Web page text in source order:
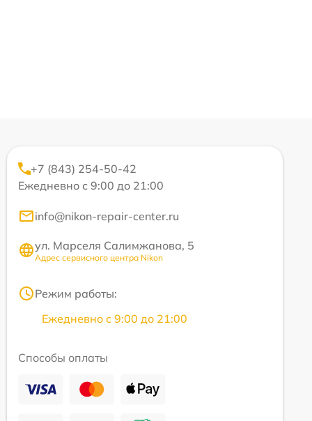
+7 (843) 254-50-42
Ежедневно с 9:00 до 21:00
info@nikon-repair-center.ru
ул. Марселя Салимжанова, 5
Адрес сервисного центра Nikon
Режим работы:
Ежедневно с 9:00 до 21:00
Способы оплаты